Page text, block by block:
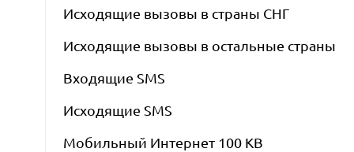
Исходящие вызовы в страны СНГ
Исходящие вызовы в остальные страны
Входящие SMS
Исходящие SMS
Мобильный Интернет 100 KB